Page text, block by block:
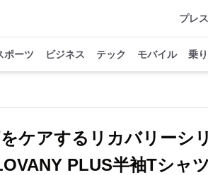
プレ
ポーツ ビジネス テック モバイル 乗
ケアするリカバリーシ
PLUS半袖Tシャ